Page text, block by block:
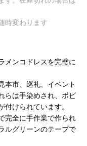
時変わります
メンコドレスを完璧に
本市、巡礼、イベント
らは手染めされ、ボビ
けられています。
完全に手作業で作られ
ルグリーンのテープで